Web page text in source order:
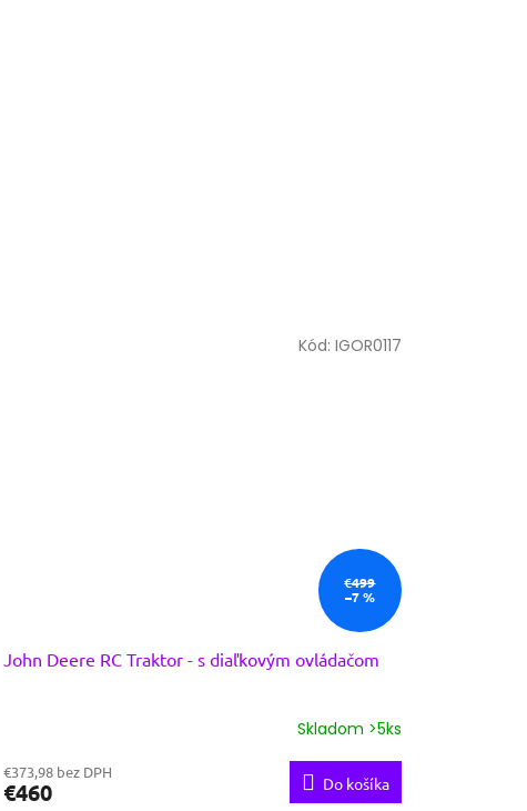
€499
–7 %
John Deere RC Traktor - s diaľkovým ovládačom
Skladom >5ks
€373,98 bez DPH
€460 Do košíka
Kód: IGOR0117